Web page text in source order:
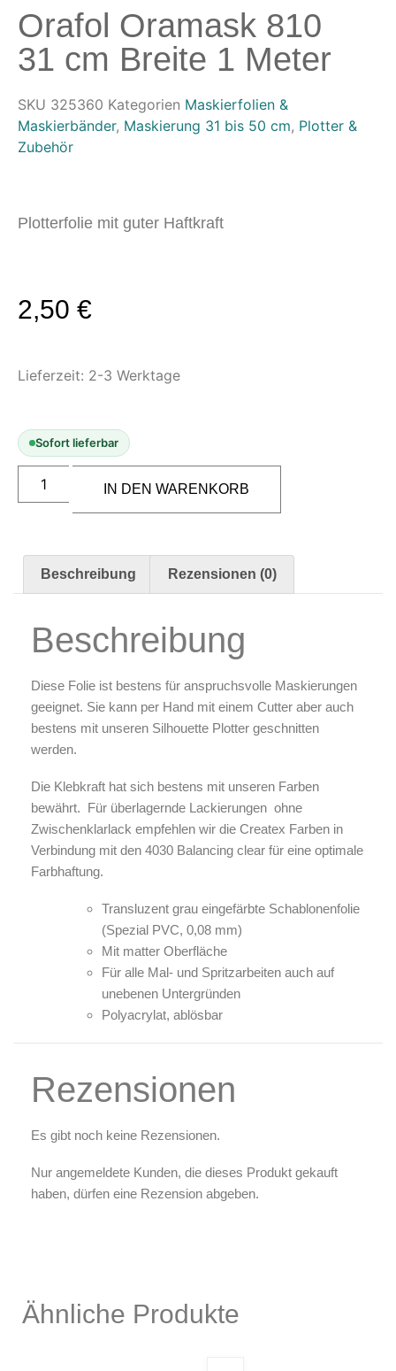
Anschlüsse & Verschraubungen
Luftfilter & Druckregler
Werkzeuge & Malzubehör
Pinsel & Stifte
Pinstriping & Linienführung
Radierer & Schneidewerkzeuge
Untergründe & Papier
Spachtelmasse & Sprühspachtel
Maskierung & Schablonen
Schablonen & Templates
Reinigung & Pflege
Oberflächenreiniger
Luftreinigung & Filter
Zubehör & Ausstattung
Arbeitsplatz & Zubehör
Leerbehälter & Mischzubehör
Gutscheine
Orafol Oramask 810
31 cm Breite 1 Meter
SKU 325360 Kategorien Maskierfolien &
Maskierbänder, Maskierung 31 bis 50 cm, Plotter &
Zubehör
Plotterfolie mit guter Haftkraft
2,50 €
Lieferzeit: 2-3 Werktage
Sofort lieferbar
IN DEN WARENKORB
Beschreibung Rezensionen (0)
Beschreibung
Diese Folie ist bestens für anspruchsvolle Maskierungen
geeignet. Sie kann per Hand mit einem Cutter aber auch
bestens mit unseren Silhouette Plotter geschnitten
werden.
Die Klebkraft hat sich bestens mit unseren Farben
bewährt. Für überlagernde Lackierungen ohne
Zwischenklarlack empfehlen wir die Createx Farben in
Verbindung mit den 4030 Balancing clear für eine optimale
Farbhaftung.
Transluzent grau eingefärbte Schablonenfolie
(Spezial PVC, 0,08 mm)
Mit matter Oberfläche
Für alle Mal- und Spritzarbeiten auch auf
unebenen Untergründen
Polyacrylat, ablösbar
Rezensionen
Es gibt noch keine Rezensionen.
Nur angemeldete Kunden, die dieses Produkt gekauft
haben, dürfen eine Rezension abgeben.
Ähnliche Produkte